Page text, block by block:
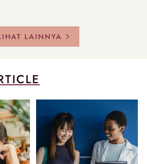
LAINNYA